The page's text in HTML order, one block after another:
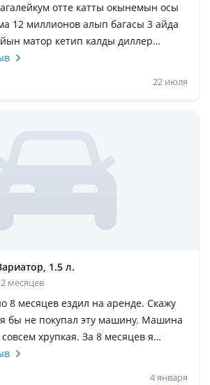
отте катты окынемын осы
12 миллионов алып багасы 3 айда
матор кетип калды диллер
привозной матор салдым 900
турып электроника компьютер
отказ болып одноразовый Болып
коробка слабый болды
котыр жолда шумка нашар
22 июля
1.5 л.
месяцев
8 месяцев ездил на аренде. Скажу
я бы не покупал эту машину. Машина
хрупкая. За 8 месяцев я
На 20 тыс накрылась турбина.
На 35 тыс мультимедиа
4 января